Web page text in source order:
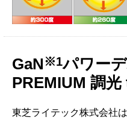
GaN※1パワー
PREMIUM 調
東芝ライテック株式会社